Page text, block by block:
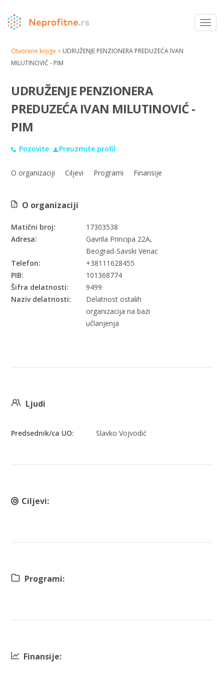
Otvorene knjige > UDRUŽENJE PENZIONERA PREDUZEĆA IVAN
MILUTINOVIĆ - PIM
UDRUŽENJE PENZIONERA
PREDUZEĆA IVAN MILUTINOVIĆ -
PIM
O organizaciji Ciljevi Programi Finansije
Pozovite Preuzmite profil
O organizaciji
Matični broj:
17303538
Adresa:
Gavrila Principa 22A,
Beograd-Savski Venac
Telefon:
+38111628455
PIB:
101368774
Šifra delatnosti:
9499
Naziv delatnosti:
Delatnost ostalih
organizacija na bazi
učlanjenja
Ljudi
Predsednik/ca UO: Slavko Vojvodić
Ciljevi:
Programi:
Finansije: